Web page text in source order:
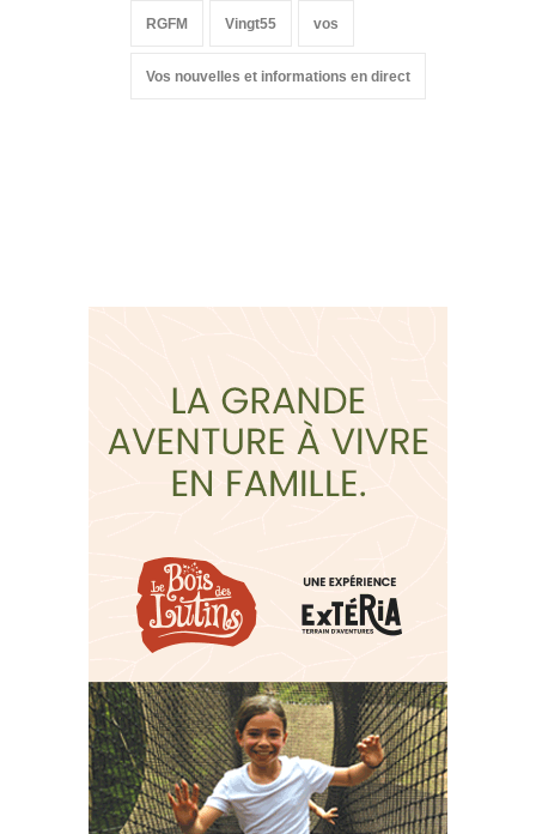
RGFM Vingt55 vos
Vos nouvelles et informations en direct